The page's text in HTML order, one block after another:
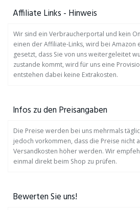
Affiliate Links - Hinweis
Wir sind ein Verbraucherportal und kein
einen der Affiliate-Links, wird bei Amazon
gesetzt, dass Sie von uns weitergeleitet
zustande kommt, wird für uns eine
entstehen dabei keine Extrakosten.
Infos zu den Preisangaben
Die Preise werden bei uns mehrmals
jedoch vorkommen, dass die Preise nicht
Versandkosten höher werden. Wir
einmal direkt beim Shop zu prüfen.
Bewerten Sie uns!